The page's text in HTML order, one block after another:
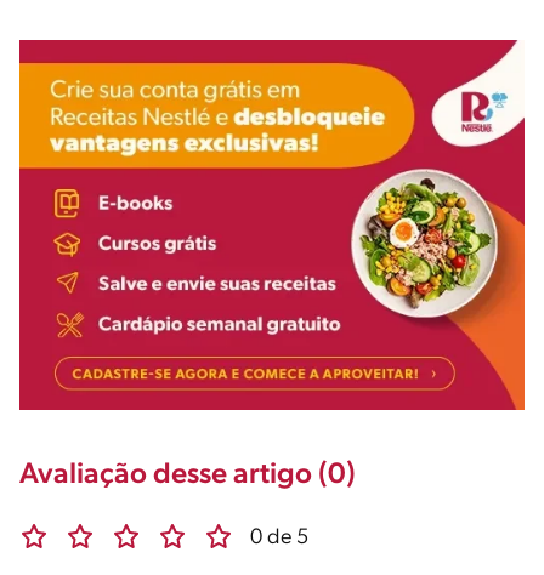
Avaliação desse artigo (0)
0 de 5